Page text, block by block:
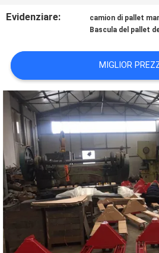
CHIEDI UN
PREVENTIVO
MAPPA
DEL
SITO
PRIVACY
POLICY
Evidenziare: camion di pallet
Bascula del pallet
MIGLIOR